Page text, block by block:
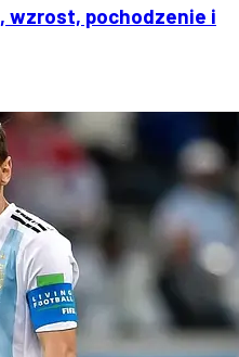
wzrost, pochodzenie i